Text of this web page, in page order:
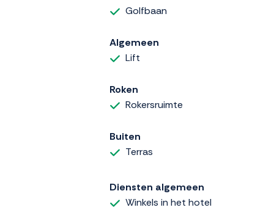
Golfbaan
Algemeen
Lift
Roken
Rokersruimte
Buiten
Terras
Diensten algemeen
Winkels in het hotel